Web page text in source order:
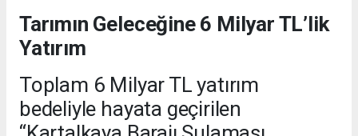
Tarımın Geleceğine 6 Milyar TL’lik
Yatırım
Toplam 6 Milyar TL yatırım
bedeliyle hayata geçirilen